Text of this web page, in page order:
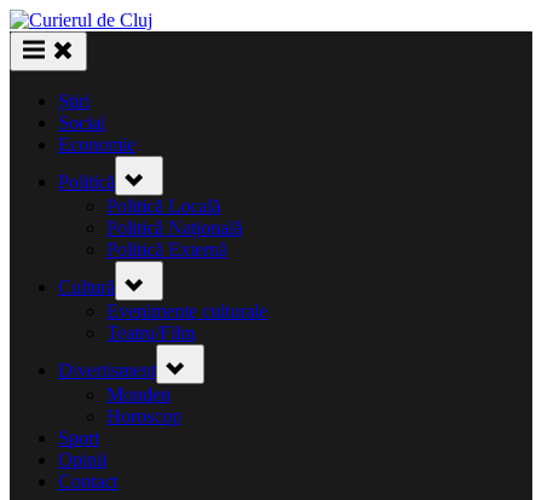
Skip
to
content
Știri
Social
Economie
Politică
sub-
menu
Politică Locală
Politică Națională
Politică Externă
Cultură
sub-
menu
Evenimente culturale
Teatru/Film
Divertisment sub-
menu
Monden
Horoscop
Sport
Opinii
Contact